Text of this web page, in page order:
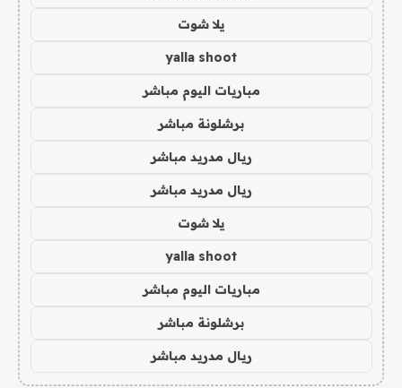
يلا شوت
yalla shoot
مباريات اليوم مباشر
برشلونة مباشر
ريال مدريد مباشر
ريال مدريد مباشر
يلا شوت
yalla shoot
مباريات اليوم مباشر
برشلونة مباشر
ريال مدريد مباشر